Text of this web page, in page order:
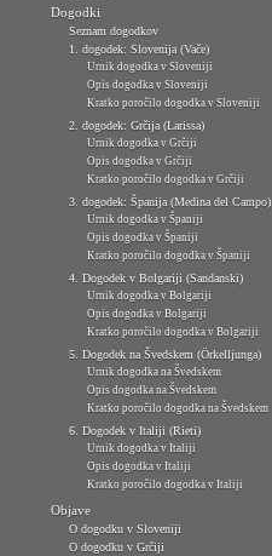
Dogodki
Seznam dogodkov
1. dogodek: Slovenija (Vače)
Urnik dogodka v Sloveniji
Opis dogodka v Sloveniji
Kratko poročilo dogodka v Sloveniji
2. dogodek: Grčija (Larissa)
Urnik dogodka v Grčiji
Opis dogodka v Grčiji
Kratko poročilo dogodka v Grčiji
3. dogodek: Španija (Medina del Campo)
Urnik dogodka v Španiji
Opis dogodka v Španiji
Kratko poročilo dogodka v Španiji
4. Dogodek v Bolgariji (Sandanski)
Urnik dogodka v Bolgariji
Opis dogodka v Bolgariji
Kratko poročilo dogodka v Bolgariji
5. Dogodek na Švedskem (Örkelljunga)
Urnik dogodka na Švedskem
Opis dogodka na Švedskem
Kratko poročilo dogodka na Švedskem
6. Dogodek v Italiji (Rieti)
Urnik dogodka v Italiji
Opis dogodka v Italiji
Kratko poročilo dogodka v Italiji
Objave
O dogodku v Sloveniji
O dogodku v Grčiji